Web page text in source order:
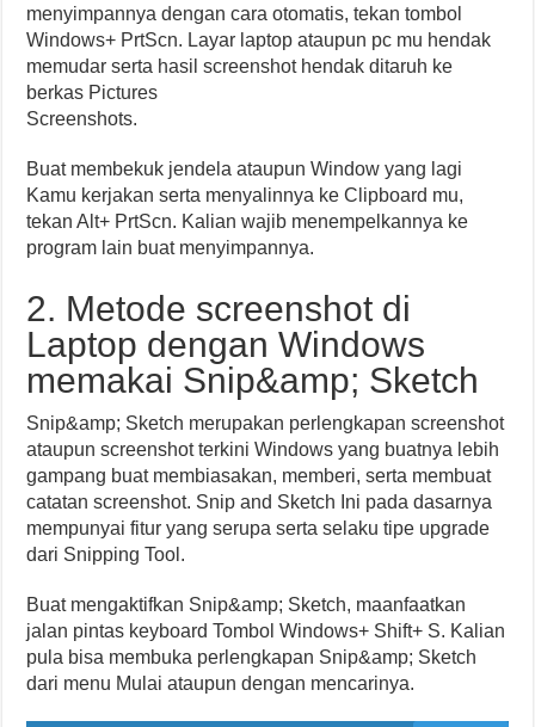
menyimpannya dengan cara otomatis, tekan tombol
Windows+ PrtScn. Layar laptop ataupun pc mu hendak
memudar serta hasil screenshot hendak ditaruh ke
berkas Pictures
Screenshots.
Buat membekuk jendela ataupun Window yang lagi
Kamu kerjakan serta menyalinnya ke Clipboard mu,
tekan Alt+ PrtScn. Kalian wajib menempelkannya ke
program lain buat menyimpannya.
2. Metode screenshot di
Laptop dengan Windows
memakai Snip&amp; Sketch
Snip&amp; Sketch merupakan perlengkapan screenshot
ataupun screenshot terkini Windows yang buatnya lebih
gampang buat membiasakan, memberi, serta membuat
catatan screenshot. Snip and Sketch Ini pada dasarnya
mempunyai fitur yang serupa serta selaku tipe upgrade
dari Snipping Tool.
Buat mengaktifkan Snip&amp; Sketch, maanfaatkan
jalan pintas keyboard Tombol Windows+ Shift+ S. Kalian
pula bisa membuka perlengkapan Snip&amp; Sketch
dari menu Mulai ataupun dengan mencarinya.